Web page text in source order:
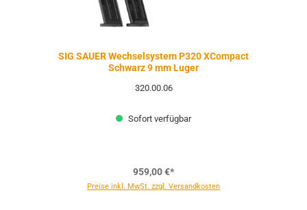
SIG SAUER Wechselsystem P320 XCompact
Schwarz 9 mm Luger
320.00.06
Sofort verfügbar
959,00 €*
Preise inkl. MwSt. zzgl. Versandkosten